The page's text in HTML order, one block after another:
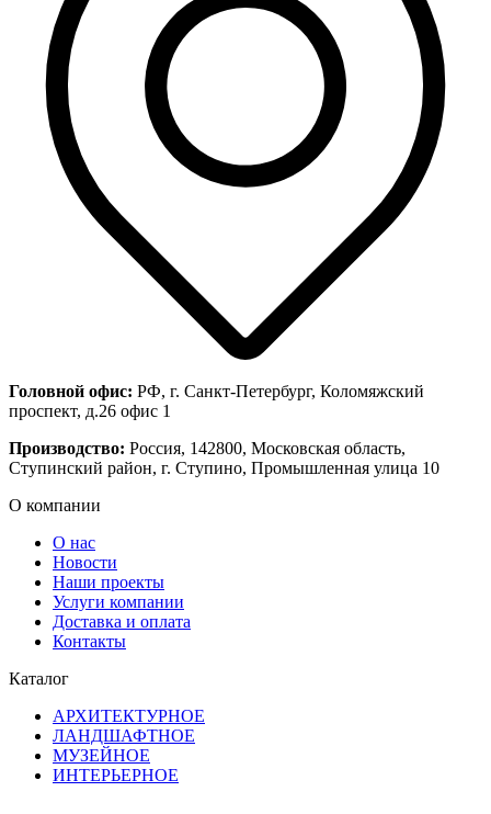
Головной офис: РФ, г. Санкт-Петербург, Коломяжский
проспект, д.26 офис 1
Производство: Россия, 142800, Московская область,
Ступинский район, г. Ступино, Промышленная улица 10
О компании
О нас
Новости
Наши проекты
Услуги компании
Доставка и оплата
Контакты
Каталог
АРХИТЕКТУРНОЕ
ЛАНДШАФТНОЕ
МУЗЕЙНОЕ
ИНТЕРЬЕРНОЕ